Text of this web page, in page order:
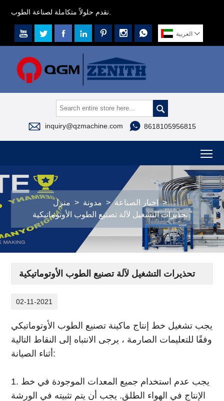
       العربية 

 inquiry@qzmachine.com  8618105956815
منزل > مدونة > اخبار الصناعة
>
تحذيرات التشغيل لآلة تصنيع الطوب الأوتوماتيكية
تحذيرات التشغيل لآلة تصنيع الطوب الأوتوماتيكية
02-11-2021
يجب تشغيل خط إنتاج ماكينة تصنيع الطوب الأوتوماتيكي
وفقًا للتعليمات الصارمة ، يرجى الانتباه إلى النقاط التالية
أثناء الصيانة:
1. يجب عدم استخدام جميع المعدات الموجودة في خط
الإنتاج في الهواء الطلق. يجب أن يتم تثبيته في الورشة